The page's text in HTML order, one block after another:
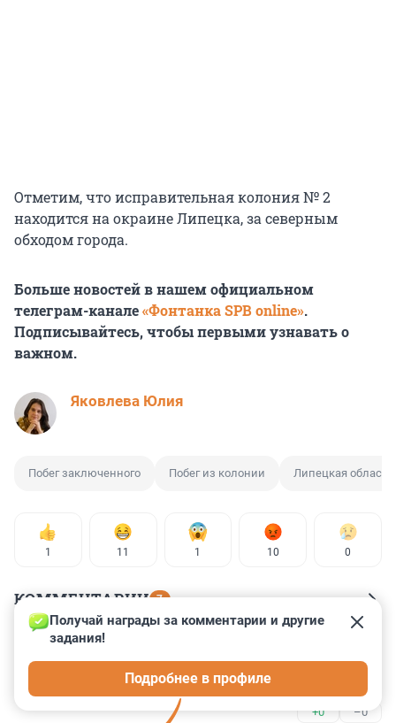
Отметим, что исправительная колония № 2
находится на окраине Липецка, за северным
обходом города.
Больше новостей в нашем официальном
телеграм-канале«Фонтанка SPB online».
Подписывайтесь, чтобы первыми узнавать о
важном.
Яковлева Юлия
Побег заключенного Побег из колонии Липецкая область
1 11 1 10 0
КОММЕНТАРИИ 7
Гость
Численность курятника уменьшилась....
+0 –0
Получай награды за комментарии и другие
задания!
Подробнее в профиле